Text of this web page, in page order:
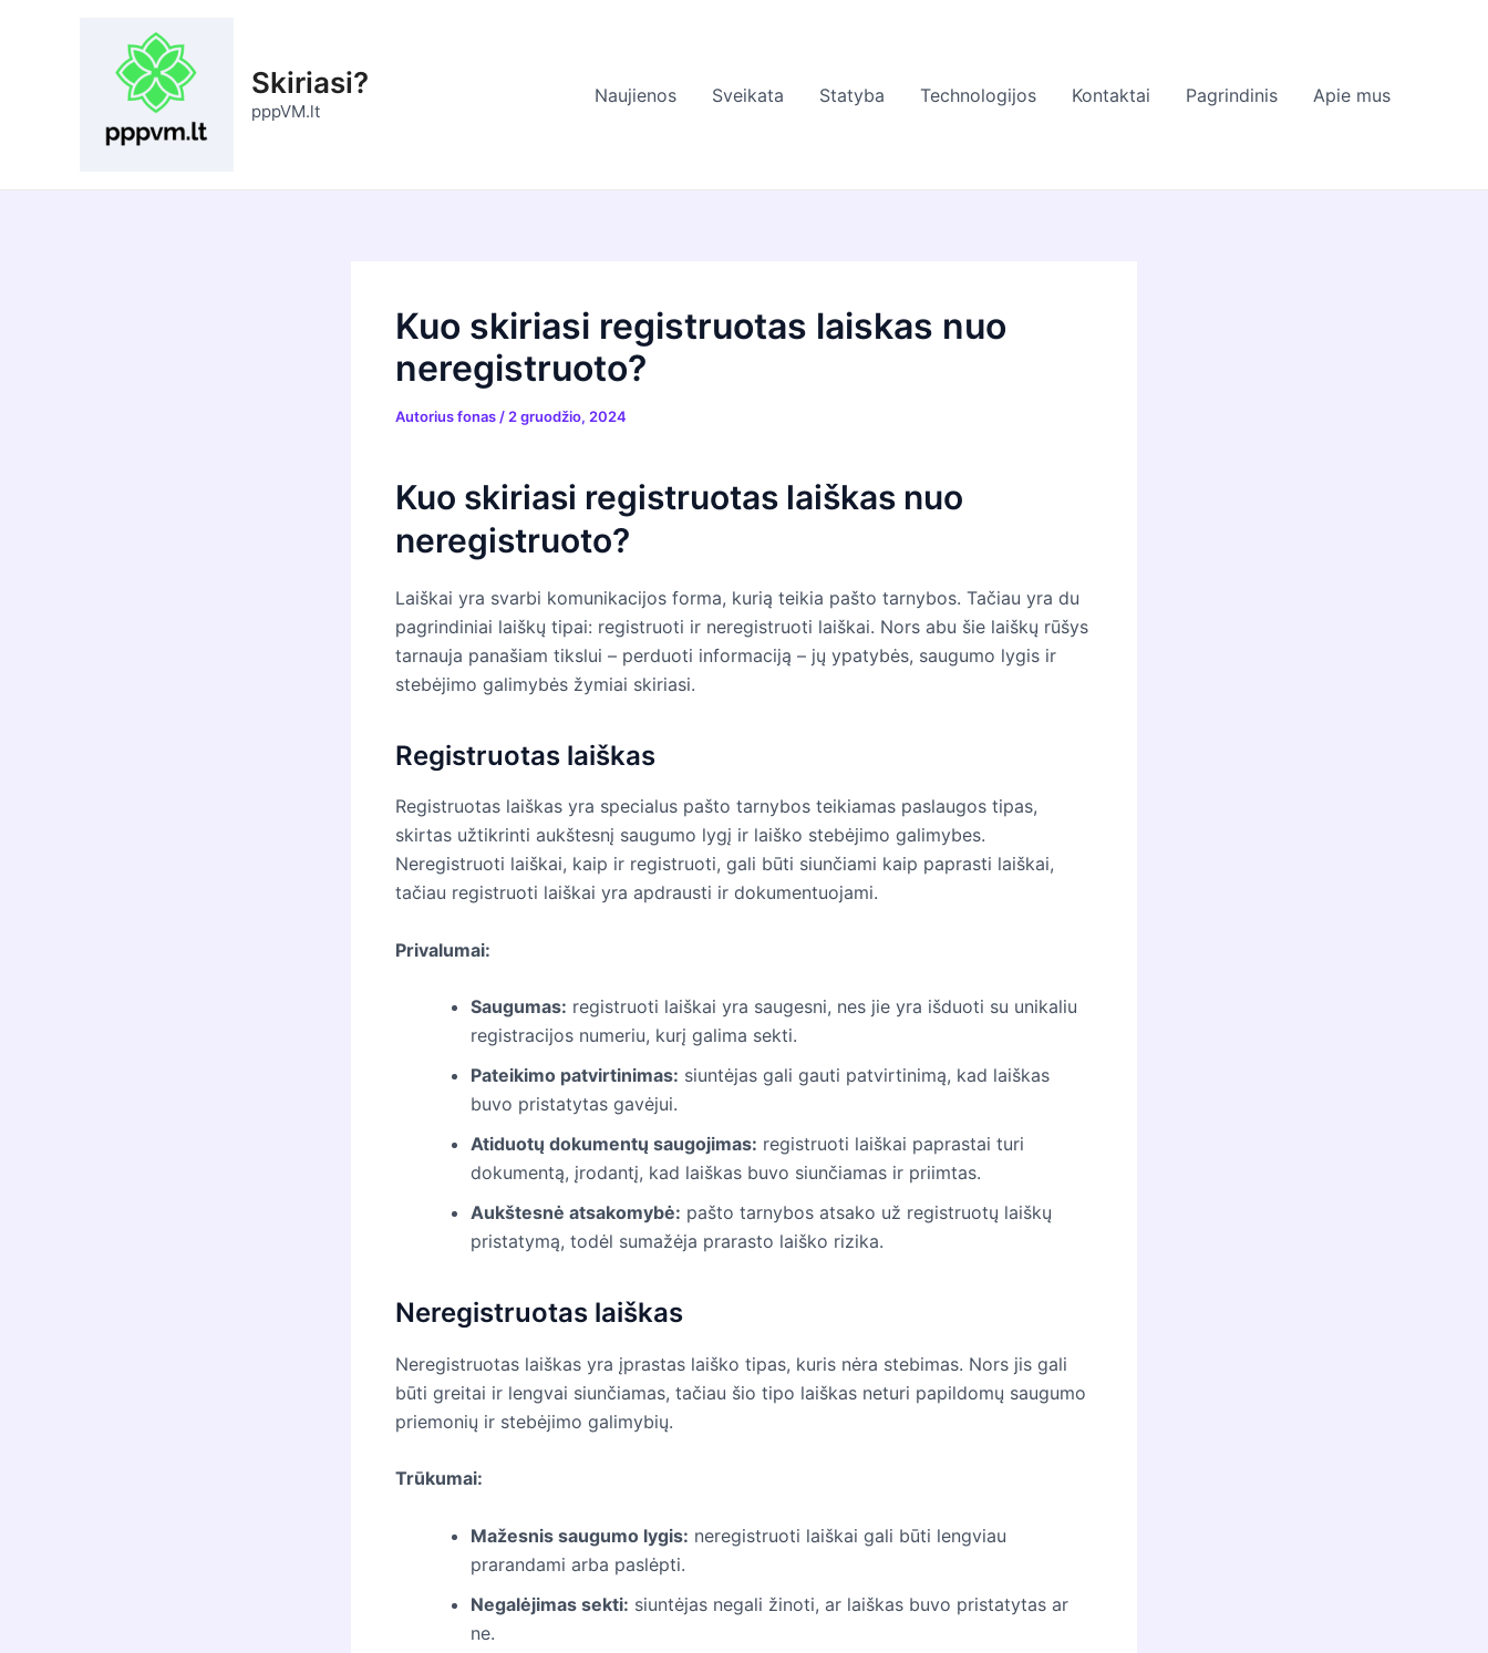
Skiriasi?
pppVM.lt
Naujienos Sveikata Statyba Technologijos Kontaktai Pagrindinis Apie mus
Kuo skiriasi registruotas laiskas nuo
neregistruoto?
Autoriusfonas / 2 gruodžio, 2024
Kuo skiriasi registruotas laiškas nuo
neregistruoto?
Laiškai yra svarbi komunikacijos forma, kurią teikia pašto tarnybos. Tačiau yra du
pagrindiniai laiškų tipai: registruoti ir neregistruoti laiškai. Nors abu šie laiškų rūšys
tarnauja panašiam tikslui – perduoti informaciją – jų ypatybės, saugumo lygis ir
stebėjimo galimybės žymiai skiriasi.
Registruotas laiškas
Registruotas laiškas yra specialus pašto tarnybos teikiamas paslaugos tipas,
skirtas užtikrinti aukštesnį saugumo lygį ir laiško stebėjimo galimybes.
Neregistruoti laiškai, kaip ir registruoti, gali būti siunčiami kaip paprasti laiškai,
tačiau registruoti laiškai yra apdrausti ir dokumentuojami.
Privalumai:
Saugumas: registruoti laiškai yra saugesni, nes jie yra išduoti su unikaliu
registracijos numeriu, kurį galima sekti.
Pateikimo patvirtinimas: siuntėjas gali gauti patvirtinimą, kad laiškas
buvo pristatytas gavėjui.
Atiduotų dokumentų saugojimas: registruoti laiškai paprastai turi
dokumentą, įrodantį, kad laiškas buvo siunčiamas ir priimtas.
Aukštesnė atsakomybė: pašto tarnybos atsako už registruotų laiškų
pristatymą, todėl sumažėja prarasto laiško rizika.
Neregistruotas laiškas
Neregistruotas laiškas yra įprastas laiško tipas, kuris nėra stebimas. Nors jis gali
būti greitai ir lengvai siunčiamas, tačiau šio tipo laiškas neturi papildomų saugumo
priemonių ir stebėjimo galimybių.
Trūkumai:
Mažesnis saugumo lygis: neregistruoti laiškai gali būti lengviau
prarandami arba paslėpti.
Negalėjimas sekti: siuntėjas negali žinoti, ar laiškas buvo pristatytas ar
ne.